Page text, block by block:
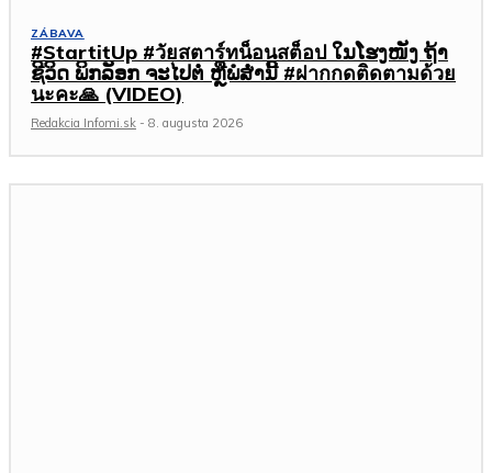
ZÁBAVA
#StartitUp #วัยสตาร์ทน็อนสต็อป ໃນໂຮງໜັງ ຖ້າ
ຊີວິດ ພິກລັອກ ຈະໄປຕໍ່ ຫຼືພໍສໍ່ານີ້ #ฝากกดติดตามด้วย
นะคะ🙏 (VIDEO)
Redakcia Infomi.sk - 8. augusta 2026